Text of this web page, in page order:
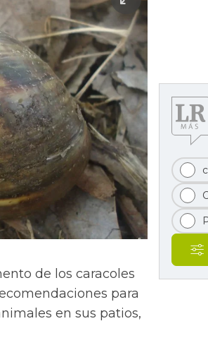
de los caracoles
para
en sus patios,